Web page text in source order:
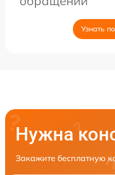
Узнать
Нужна
Закажите бесплатную